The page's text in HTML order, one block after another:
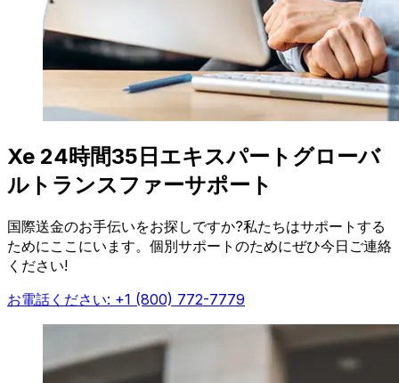
Xe 24時間35日エキスパートグローバ
ルトランスファーサポート
国際送金のお手伝いをお探しですか?私たちはサポートする
ためにここにいます。個別サポートのためにぜひ今日ご連絡
ください!
お電話ください: +1 (800) 772-7779